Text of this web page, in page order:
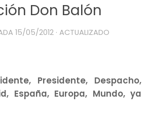
Don Balón
15/05/2012 · ACTUALIZADO
Presidente, Despacho,
España, Europa, Mundo, ya